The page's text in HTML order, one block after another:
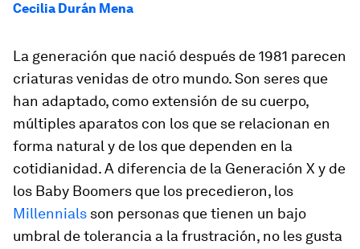
Cecilia Durán Mena
La generación que nació después de 1981 parecen
criaturas venidas de otro mundo. Son seres que
han adaptado, como extensión de su cuerpo,
múltiples aparatos con los que se relacionan en
forma natural y de los que dependen en la
cotidianidad. A diferencia de la Generación X y de
los Baby Boomers que los precedieron, los
Millennials son personas que tienen un bajo
umbral de tolerancia a la frustración, no les gusta